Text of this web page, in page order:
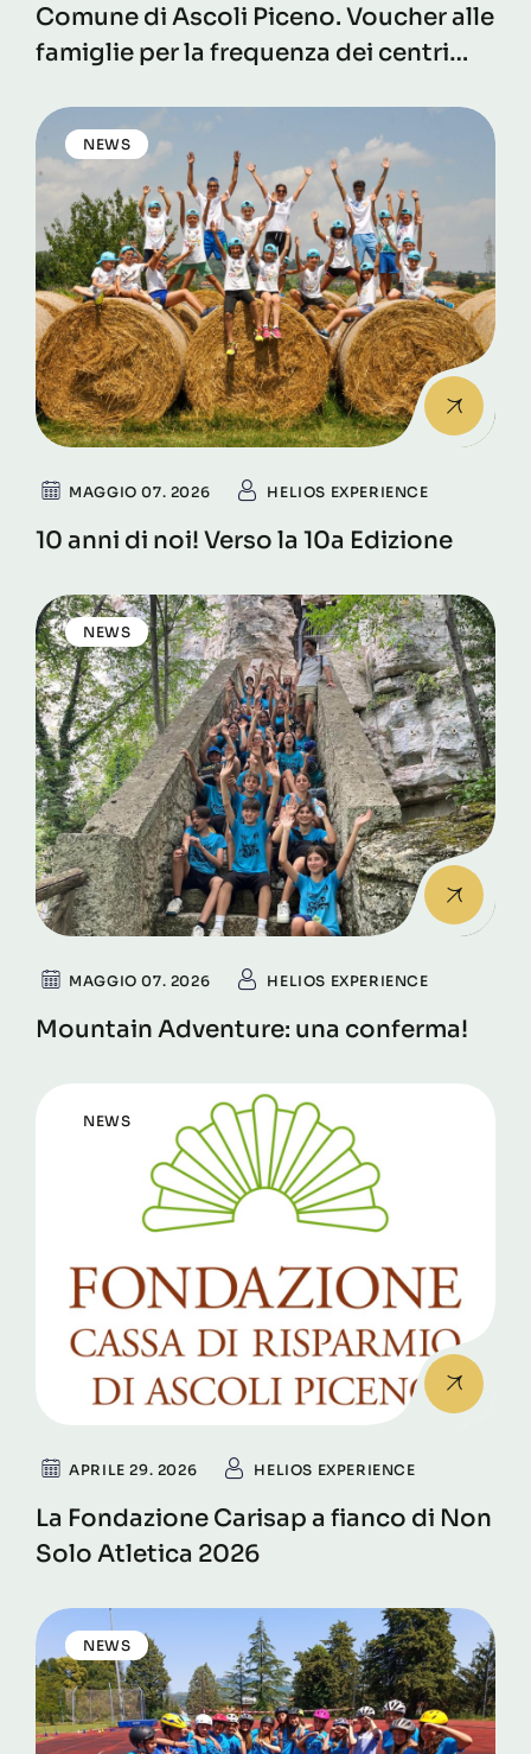
Comune di Ascoli Piceno. Voucher alle
famiglie per la frequenza dei centri
NEWS
MAGGIO 07. 2026 HELIOS EXPERIENCE
10 anni di noi! Verso la 10a Edizione
NEWS
MAGGIO 07. 2026 HELIOS EXPERIENCE
Mountain Adventure: una conferma!
NEWS
APRILE 29. 2026 HELIOS EXPERIENCE
La Fondazione Carisap a fianco di Non
Solo Atletica 2026
NEWS